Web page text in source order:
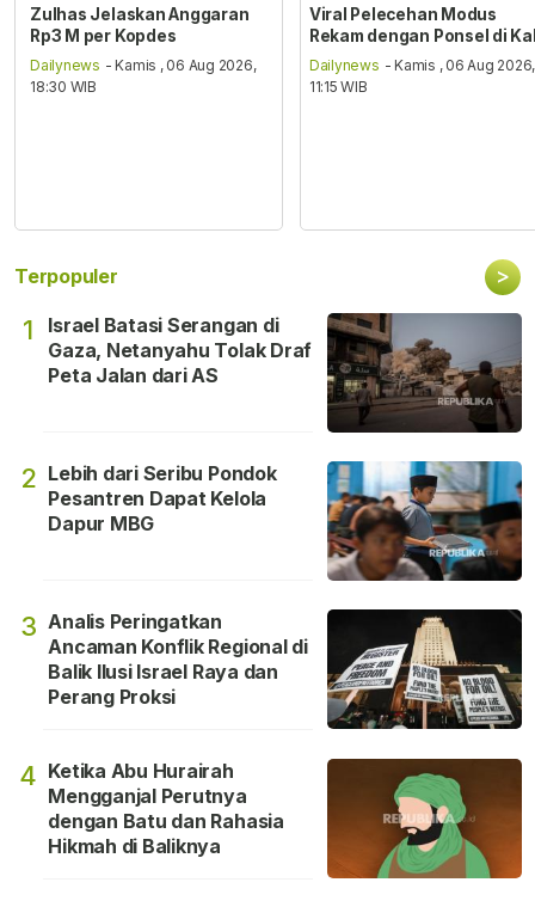
Zulhas Jelaskan Anggaran
Rp3 M per Kopdes
Dailynews - Kamis , 06 Aug 2026,
18:30 WIB
Viral Pelecehan Modus
Rekam dengan Ponsel di
Dailynews - Kamis , 06 Aug 2026,
11:15 WIB
Terpopuler >
1
Israel Batasi Serangan di
Gaza, Netanyahu Tolak Draf
Peta Jalan dari AS
2 Lebih dari Seribu Pondok
Pesantren Dapat Kelola
Dapur MBG
3 Analis Peringatkan
Ancaman Konflik Regional di
Balik Ilusi Israel Raya dan
Perang Proksi
4 Ketika Abu Hurairah
Mengganjal Perutnya
dengan Batu dan Rahasia
Hikmah di Baliknya